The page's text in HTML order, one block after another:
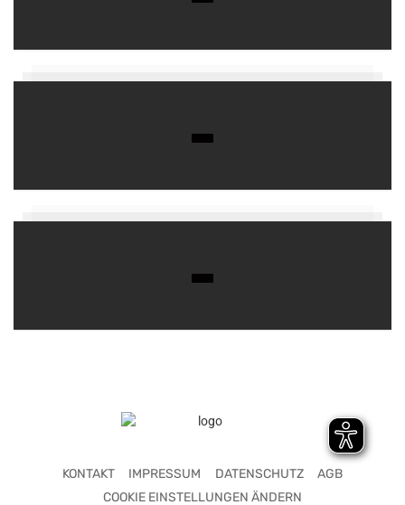
KONTAKT IMPRESSUM DATENSCHUTZ
AGB
COOKIE EINSTELLUNGEN ÄNDERN